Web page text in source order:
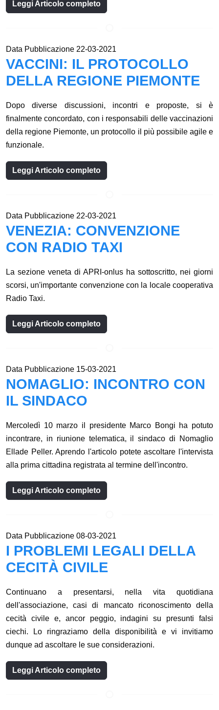
Leggi Articolo completo
Data Pubblicazione 22-03-2021
VACCINI: IL PROTOCOLLO
DELLA REGIONE PIEMONTE
Dopo diverse discussioni, incontri e proposte, si è
finalmente concordato, con i responsabili delle vaccinazioni
della regione Piemonte, un protocollo il più possibile agile e
funzionale.
Leggi Articolo completo
Data Pubblicazione 22-03-2021
VENEZIA: CONVENZIONE
CON RADIO TAXI
La sezione veneta di APRI-onlus ha sottoscritto, nei giorni
scorsi, un'importante convenzione con la locale cooperativa
Radio Taxi.
Leggi Articolo completo
Data Pubblicazione 15-03-2021
NOMAGLIO: INCONTRO CON
IL SINDACO
Mercoledì 10 marzo il presidente Marco Bongi ha potuto
incontrare, in riunione telematica, il sindaco di Nomaglio
Ellade Peller. Aprendo l'articolo potete ascoltare l'intervista
alla prima cittadina registrata al termine dell'incontro.
Leggi Articolo completo
Data Pubblicazione 08-03-2021
I PROBLEMI LEGALI DELLA
CECITÀ CIVILE
Continuano a presentarsi, nella vita quotidiana
dell'associazione, casi di mancato riconoscimento della
cecità civile e, ancor peggio, indagini su presunti falsi
ciechi. Lo ringraziamo della disponibilità e vi invitiamo
dunque ad ascoltare le sue considerazioni.
Leggi Articolo completo